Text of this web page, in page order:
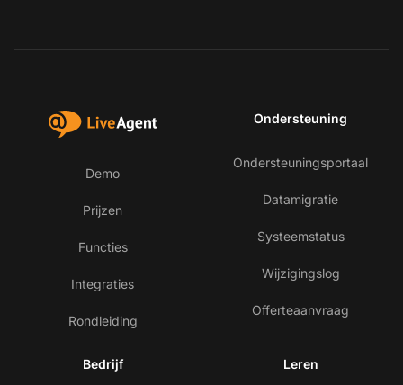
Demo
Prijzen
Functies
Integraties
Rondleiding
Ondersteuning
Ondersteuningsportaal
Datamigratie
Systeemstatus
Wijzigingslog
Offerteaanvraag
Bedrijf Leren